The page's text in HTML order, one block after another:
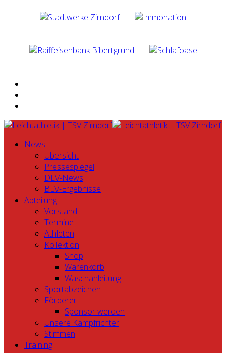
News
Übersicht
Pressespiegel
DLV-News
BLV-Ergebnisse
Abteilung
Vorstand
Termine
Athleten
Kollektion
Shop
Warenkorb
Waschanleitung
Sportabzeichen
Förderer
Sponsor werden
Unsere Kampfrichter
Stimmen
Training